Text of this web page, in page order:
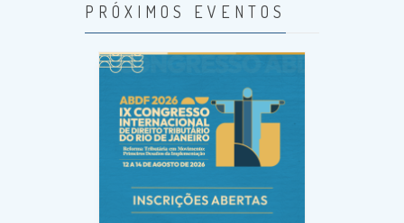
PRÓXIMOS EVENTOS